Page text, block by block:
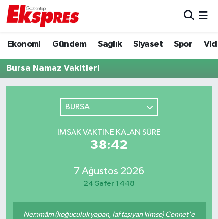
Ekonomi Gündem Sağlık Siyaset Spor
Bursa Namaz Vakitleri
BURSA
İMSAK VAKTINE KALAN SÜRE
38:42
7 Ağustos 2026
24 Safer 1448
Nemmâm (koğuculuk yapan, laf taşıyan kimse) Cennet'e
Ekonomi
Gaziantep son dakika
Gündem
Magazin
Trafik Durumu
Puan Durumu ve Fikstür
Tüm Manşetler
Son Dakika Haberleri